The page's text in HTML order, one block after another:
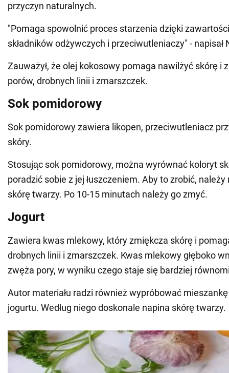
przyczyn naturalnych.
"Pomaga spowolnić proces starzenia dzięki
składników odżywczych i przeciwutleniaczy" - napisał
Zauważył, że olej kokosowy pomaga nawilżyć skórę i
porów, drobnych linii i zmarszczek.
Sok pomidorowy
Sok pomidorowy zawiera likopen, przeciwutleniacz
skóry.
Stosując sok pomidorowy, można wyrównać koloryt
poradzić sobie z jej łuszczeniem. Aby to zrobić, należy
skórę twarzy. Po 10-15 minutach należy go zmyć.
Jogurt
Zawiera kwas mlekowy, który zmiękcza skórę i
drobnych linii i zmarszczek. Kwas mlekowy głęboko
zwęża pory, w wyniku czego staje się bardziej
Autor materiału radzi również wypróbować
jogurtu. Według niego doskonale napina skórę twarzy.